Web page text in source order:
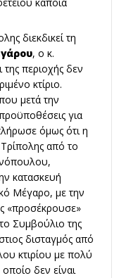
κάποια
διεκδικεί τη
, ο κ.
της περιοχής δεν
κτίριο.
μετά την
για
όμως ότι η
από το
κατασκευή
Μέγαρο, με την
«προσέκρουσε»
Συμβούλιο της
δισταγμός από
κτιρίου με πολύ
δεν είναι